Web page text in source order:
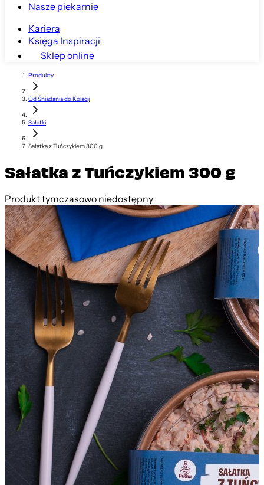
Nasze piekarnie
Kariera
Księga Inspiracji
Sklep online
Produkty
Od Śniadania do Kolacji
Sałatki
Sałatka z Tuńczykiem 300 g
Sałatka z Tuńczykiem 300 g
Produkt tymczasowo niedostępny